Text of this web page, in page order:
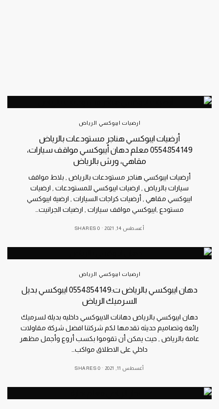
ارضيات ايبوكسي الرياض
أرضيات ايبوكسي هناجر مستودعات بالرياض
0554854149 معلم دهان أيبوكسي مواقف سيارات،
مقاهي، ورش بالرياض
أرضيات ايبوكسي هناجر مستودعات بالرياض , بلاط مواقف
سيارات بالرياض , ارضيات ايبوكسي للمستودعات , ارضيات
ايبوكسي مقاهي , أرضيات كراجات السيارات , ارضية ايبوكسي
مستودع ,ايبوكسي مواقف سيارات , ارضيات الجرانيت…
أغسطس 14, 2021 0 SHARES
ارضيات ايبوكسي الرياض
دهان ايبوكسي بالرياض ت:0554854149 ايبوكسي بديل
السرميك الرياض
دهان ايبوكسي بالرياض دهانات الايبوكسي داخليه بديلة لسرميك
رائعة وتصاميم حديثه تقدمها لكم شركتنا افضل شركة مقاولات
عامة بالرياض , حيث يمكن أن تقوموا بكسب أروع وأجمل مظهر
داخلي على الاطلاق مواكب…
أغسطس 11, 2021 0 SHARES